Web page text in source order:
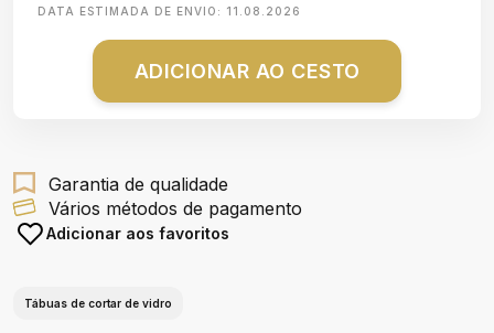
DATA ESTIMADA DE ENVIO: 11.08.2026
ADICIONAR AO CESTO
Garantia de qualidade
Vários métodos de pagamento
Adicionar aos favoritos
Tábuas de cortar de vidro